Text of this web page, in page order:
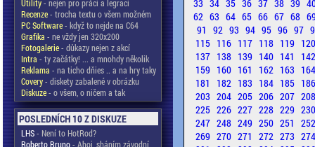
Utility- nejen pro práci a legraci
Recenze- trocha textu o všem možném
PC Software- když to nejde na C64
Grafika - ne vždy jen 320x200
Fotogalerie- důkazy nejen z akcí
Intra - ty začátky! ... a mnohdy několik
Reklama - na ticho dňies .. a na hry taky
Covery- diskety zabalené v obrázku
Diskuze- o všem, o ničem a tak
POSLEDNÍCH 10 Z DISKUZE
LHS- Není to HotRod?
Roberto Bruno- Ahoj, sháním závodní
33 34 35 36 37 38 39
62 63 64 65 66 67 68
91 92 93 94 95 96 97
115 116 117 118 119
137 138 139 140 141
159 160 161 162 163
181
182 183 184 185
203 204 205 206 207
225 226 227 228 229
247 248 249 250 251
269 270 271 272 273